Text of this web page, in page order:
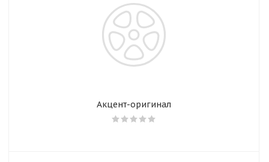
Акцент-оригинал